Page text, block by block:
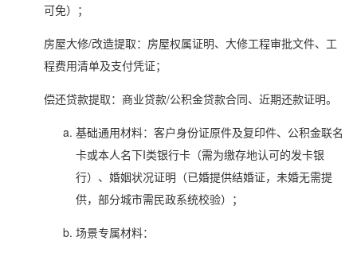
可免）；
房屋大修/改造提取：房屋权属证明、大修工程审批文件、工
程费用清单及支付凭证；
偿还贷款提取：商业贷款/公积金贷款合同、近期还款证明。
基础通用材料：客户身份证原件及复印件、公积金联名
卡或本人名下I类银行卡（需为缴存地认可的发卡银
行）、婚姻状况证明（已婚提供结婚证，未婚无需提
供，部分城市需民政系统校验）；
场景专属材料：